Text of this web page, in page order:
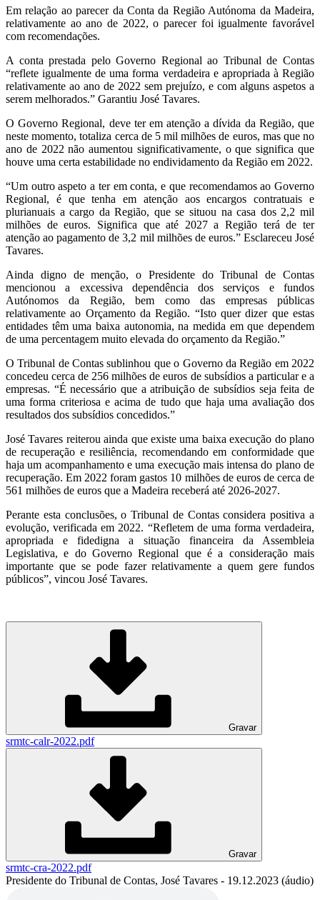
Em relação ao parecer da Conta da Região Autónoma da Madeira,
relativamente ao ano de 2022, o parecer foi igualmente favorável
com recomendações.
A conta prestada pelo Governo Regional ao Tribunal de Contas
“reflete igualmente de uma forma verdadeira e apropriada à Região
relativamente ao ano de 2022 sem prejuízo, e com alguns aspetos a
serem melhorados.” Garantiu José Tavares.
O Governo Regional, deve ter em atenção a dívida da Região, que
neste momento, totaliza cerca de 5 mil milhões de euros, mas que no
ano de 2022 não aumentou significativamente, o que significa que
houve uma certa estabilidade no endividamento da Região em 2022.
“Um outro aspeto a ter em conta, e que recomendamos ao Governo
Regional, é que tenha em atenção aos encargos contratuais e
plurianuais a cargo da Região, que se situou na casa dos 2,2 mil
milhões de euros. Significa que até 2027 a Região terá de ter
atenção ao pagamento de 3,2 mil milhões de euros.” Esclareceu José
Tavares.
Ainda digno de menção, o Presidente do Tribunal de Contas
mencionou a excessiva dependência dos serviços e fundos
Autónomos da Região, bem como das empresas públicas
relativamente ao Orçamento da Região. “Isto quer dizer que estas
entidades têm uma baixa autonomia, na medida em que dependem
de uma percentagem muito elevada do orçamento da Região.”
O Tribunal de Contas sublinhou que o Governo da Região em 2022
concedeu cerca de 256 milhões de euros de subsídios a particular e a
empresas. “É necessário que a atribuição de subsídios seja feita de
uma forma criteriosa e acima de tudo que haja uma avaliação dos
resultados dos subsídios concedidos.”
José Tavares reiterou ainda que existe uma baixa execução do plano
de recuperação e resiliência, recomendando em conformidade que
haja um acompanhamento e uma execução mais intensa do plano de
recuperação. Em 2022 foram gastos 10 milhões de euros de cerca de
561 milhões de euros que a Madeira receberá até 2026-2027.
Perante esta conclusões, o Tribunal de Contas considera positiva a
evolução, verificada em 2022. “Refletem de uma forma verdadeira,
apropriada e fidedigna a situação financeira da Assembleia
Legislativa, e do Governo Regional que é a consideração mais
importante que se pode fazer relativamente a quem gere fundos
públicos”, vincou José Tavares.
Gravar
srmtc-calr-2022.pdf
Gravar
srmtc-cra-2022.pdf
Presidente do Tribunal de Contas, José Tavares - 19.12.2023 (áudio)